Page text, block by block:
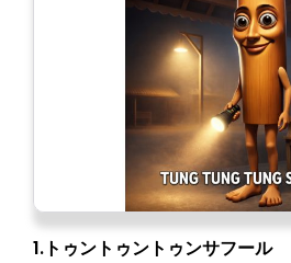
1.トゥントゥントゥンサフール